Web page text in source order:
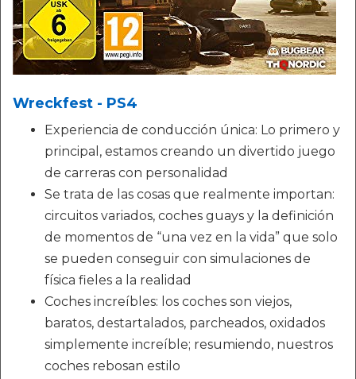
Wreckfest - PS4
Experiencia de conducción única: Lo primero y
principal, estamos creando un divertido juego
de carreras con personalidad
Se trata de las cosas que realmente importan:
circuitos variados, coches guays y la definición
de momentos de “una vez en la vida” que solo
se pueden conseguir con simulaciones de
física fieles a la realidad
Coches increíbles: los coches son viejos,
baratos, destartalados, parcheados, oxidados
simplemente increíble; resumiendo, nuestros
coches rebosan estilo